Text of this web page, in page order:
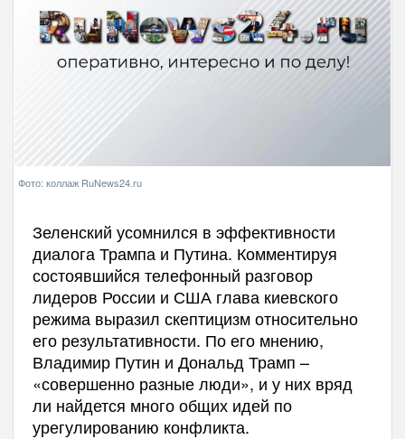
Фото: коллаж RuNews24.ru
Зеленский усомнился в эффективности
диалога Трампа и Путина. Комментируя
состоявшийся телефонный разговор
лидеров России и США глава киевского
режима выразил скептицизм относительно
его результативности. По его мнению,
Владимир Путин и Дональд Трамп –
«совершенно разные люди», и у них вряд
ли найдется много общих идей по
урегулированию конфликта.